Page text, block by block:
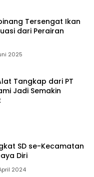
Tersengat Ikan
dari Perairan
2025
Tangkap dari PT
Jadi Semakin
SD se-Kecamatan
Diri
2024